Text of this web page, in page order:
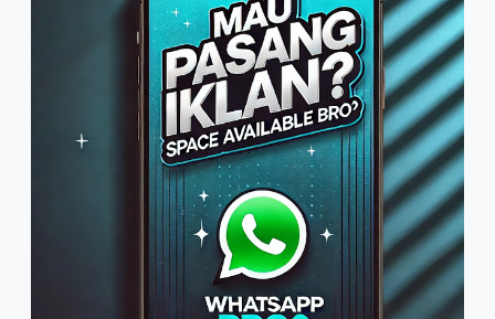
2:07
Warga Sambut Baik Himbauan
Wali Kota Jambi Melaksanakan
GORO Massal Serentak
4:10
Arif Tetap Bertahan, Usaha
Rumahan Mengolah Air Nira Jadi
Gula Kelapa